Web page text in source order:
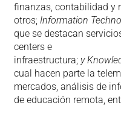
finanzas, contabilidad y
otros; Information
que se destacan
centers e
infraestructura; y
cual hacen parte la
mercados, análisis de
de educación remota,